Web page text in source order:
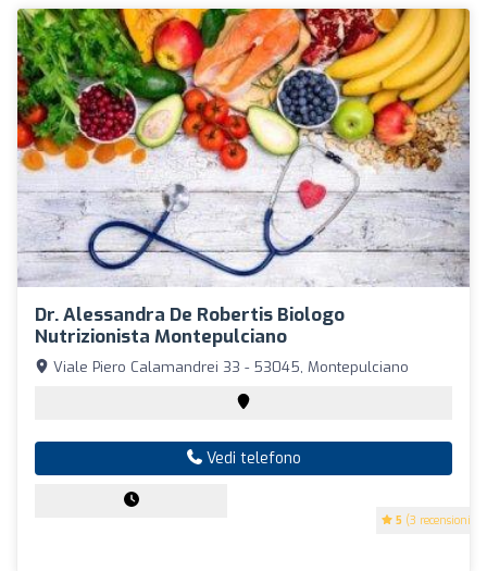
Dr. Alessandra De Robertis Biologo
Nutrizionista Montepulciano
5 (3 recensioni)
Viale Piero Calamandrei 33 - 53045, Montepulciano
Vedi telefono